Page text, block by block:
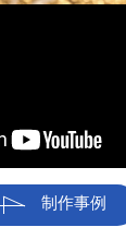
制作事例